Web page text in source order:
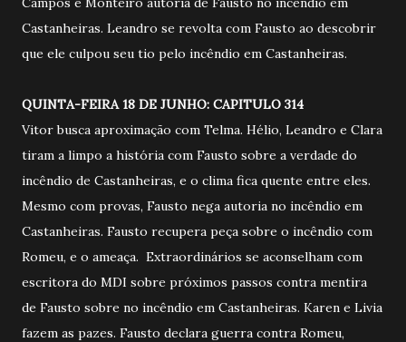
Castanheiras. Leandro se revolta com Fausto ao descobrir
que ele culpou seu tio pelo incêndio em Castanheiras.
QUINTA-FEIRA 18 DE JUNHO: CAPITULO 314
Vitor busca aproximação com Telma. Hélio, Leandro e Clara
tiram a limpo a história com Fausto sobre a verdade do
incêndio de Castanheiras, e o clima fica quente entre eles.
Mesmo com provas, Fausto nega autoria no incêndio em
Castanheiras. Fausto recupera peça sobre o incêndio com
Romeu, e o ameaça. Extraordinários se aconselham com
escritora do MDI sobre próximos passos contra mentira
de Fausto sobre no incêndio em Castanheiras. Karen e Livia
fazem as pazes. Fausto declara guerra contra Romeu,